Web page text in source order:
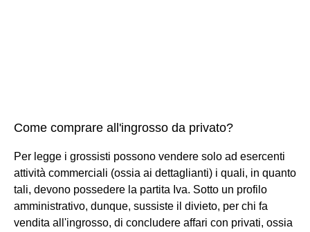
Come comprare all'ingrosso da privato?
Per legge i grossisti possono vendere solo ad esercenti
attività commerciali (ossia ai dettaglianti) i quali, in quanto
tali, devono possedere la partita Iva. Sotto un profilo
amministrativo, dunque, sussiste il divieto, per chi fa
vendita all'ingrosso, di concludere affari con privati, ossia